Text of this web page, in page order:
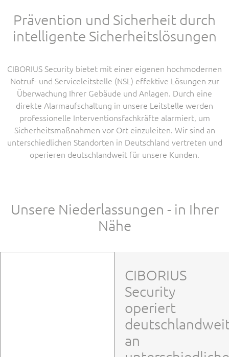
Prävention und Sicherheit durch
intelligente Sicherheitslösungen
CIBORIUS Security bietet mit einer eigenen hochmodernen
Notruf- und Serviceleitstelle (NSL) effektive Lösungen zur
Überwachung Ihrer Gebäude und Anlagen. Durch eine
direkte Alarmaufschaltung in unsere Leitstelle werden
professionelle Interventionsfachkräfte alarmiert, um
Sicherheitsmaßnahmen vor Ort einzuleiten. Wir sind an
unterschiedlichen Standorten in Deutschland vertreten und
operieren deutschlandweit für unsere Kunden.
Unsere Niederlassungen - in Ihrer
Nähe
CIBORIUS
Security
operiert
an